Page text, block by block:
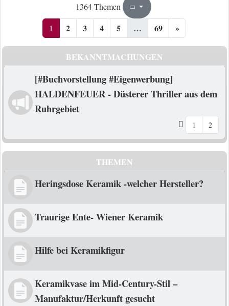
1364 Themen Seite1
1 2 3 4 5 … 69 »
BEKANNTMACHUNGEN
[#Buchvorstellung #Eigenwerbung]
HALDENFEUER - Düsterer Thriller aus dem
Ruhrgebiet
1 2
THEMEN
Heringsdose Keramik -welcher Hersteller?
Traurige Ente- Wiener Keramik
Hilfe bei Keramikfigur
Keramikvase im Mid-Century-Stil –
Manufaktur/Herkunft gesucht